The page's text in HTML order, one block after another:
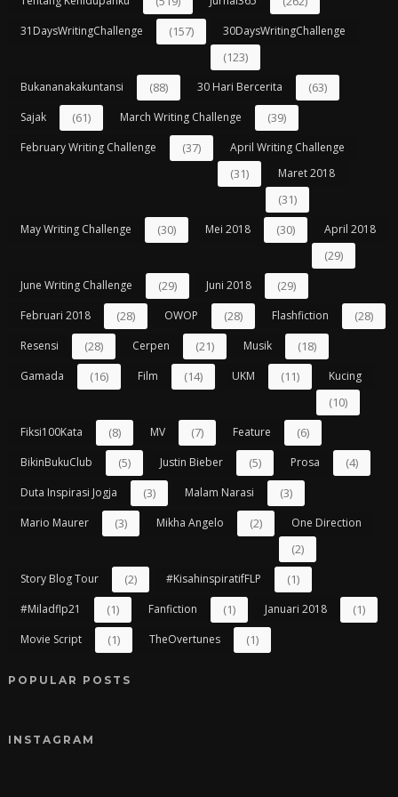
31DaysWritingChallenge (157) 30DaysWritingChallenge
(123)
Bukananakakuntansi (88) 30 Hari Bercerita (63)
Sajak (61) March Writing Challenge (39)
February Writing Challenge (37) April Writing Challenge
(31) Maret 2018
(31)
May Writing Challenge (30) Mei 2018 (30) April 2018
(29)
June Writing Challenge (29) Juni 2018 (29)
Februari 2018 (28) OWOP (28) Flashfiction (28)
Resensi (28) Cerpen (21) Musik (18)
Gamada (16) Film (14) UKM (11) Kucing
(10)
Fiksi100Kata (8) MV (7) Feature (6)
BikinBukuClub (5) Justin Bieber (5) Prosa (4)
Duta Inspirasi Jogja (3) Malam Narasi (3)
Mario Maurer (3) Mikha Angelo (2) One Direction
(2)
Story Blog Tour (2) #kisahinspiratifFLP (1)
#miladflp21 (1) Fanfiction (1) Januari 2018 (1)
Movie Script (1) TheOvertunes (1)
POPULAR POSTS
INSTAGRAM